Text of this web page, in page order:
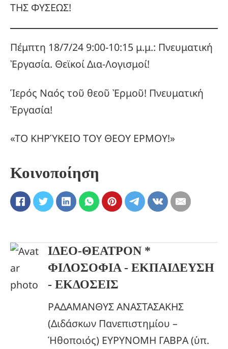
ΤΗΣ ΦΥΣΕΩΣ!
Πέμπτη 18/7/24 9:00-10:15 μ.μ.: Πνευματική
Ἐργασία. Θεϊκοί Δια-Λογισμοί!
Ἱερός Ναός τοῦ θεοῦ Ἐρμοῦ! Πνευματική
Ἐργασία!
«ΤΟ ΚΗΡΎΚΕΙΟ ΤΟΥ ΘΕΟΥ ΕΡΜΟΥ!»
Κοινοποίηση
ΙΔΕΟ-ΘΕΑΤΡΟΝ *
ΦΙΛΟΣΟΦΙΑ - ΕΚΠΑΙΔΕΥΣΗ
- ΕΚΔΟΣΕΙΣ
ΡΑΔΑΜΑΝΘΥΣ ΑΝΑΣΤΑΣΑΚΗΣ
(Διδάσκων Πανεπιστημίου –
Ἡθοποιός) ΕΥΡΥΝΟΜΗ ΓΑΒΡΑ (ὑπ.